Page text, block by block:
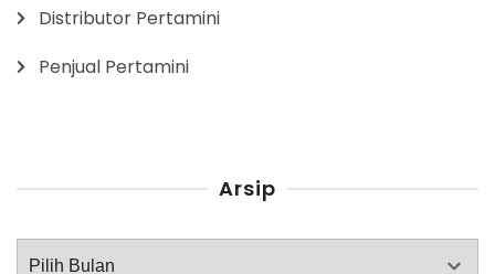
Distributor Pertamini
Penjual Pertamini
Arsip
Arsip